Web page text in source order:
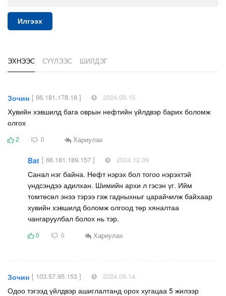
Илгээх
ЭХНЭЭС СҮҮЛЭЭС ШИЛДЭГ
Зочин [ 66.181.178.18 ] 2024.09.15
Хувийн хэвшилд бага оврын нефтийн үйлдвэр барих боломж
олгох
2 0 Хариулах
Bat [ 66.181.189.157 ] 2024.12.09
Санал нэг байна. Нефт нэрэх бол тогоо нэрэхтэй
үндсэндээ адилхан. Шимийн архи л гэсэн үг. Ийм
томтөсөл энээ тэрээ гэж гадныхныг царайчилж байхаар
хувийн хэвшилд боломж олгоод төр хяналтаа
чангаруулбал болох нь тэр.
0 0 Хариулах
Зочин [ 103.57.95.153 ] 2024.09.14
Одоо тэгээд үйлдвэр ашиглалтанд орох хугацаа 5 жилээр